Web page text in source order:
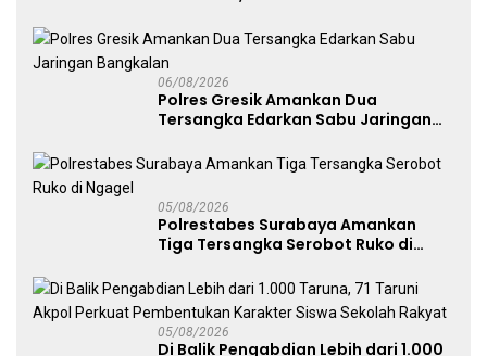
Limbah Berjalan Optimal
06/08/2026
Polres Gresik Amankan Dua
Tersangka Edarkan Sabu Jaringan
05/08/2026
Polrestabes Surabaya Amankan
Tiga Tersangka Serobot Ruko di
05/08/2026
Di Balik Pengabdian Lebih dari 1.000